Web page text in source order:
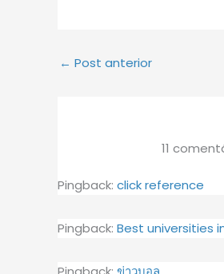
← Post anterior
11
Pingback: click reference
Pingback: Best universities